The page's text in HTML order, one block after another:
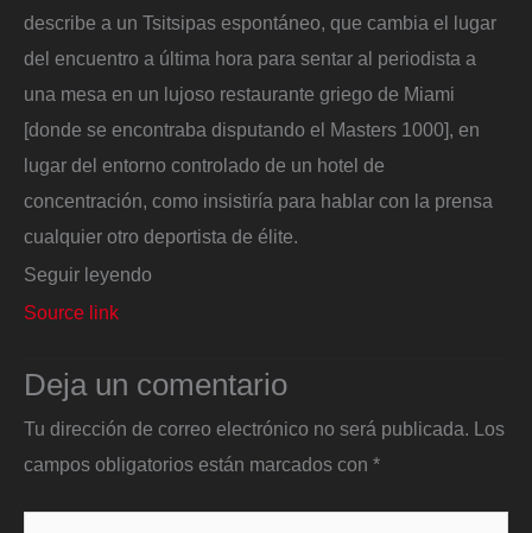
describe a un Tsitsipas espontáneo, que cambia el lugar
del encuentro a última hora para sentar al periodista a
una mesa en un lujoso restaurante griego de Miami
[donde se encontraba disputando el Masters 1000], en
lugar del entorno controlado de un hotel de
concentración, como insistiría para hablar con la prensa
cualquier otro deportista de élite.
Seguir leyendo
Source link
Deja un comentario
Tu dirección de correo electrónico no será publicada. Los
campos obligatorios están marcados con *